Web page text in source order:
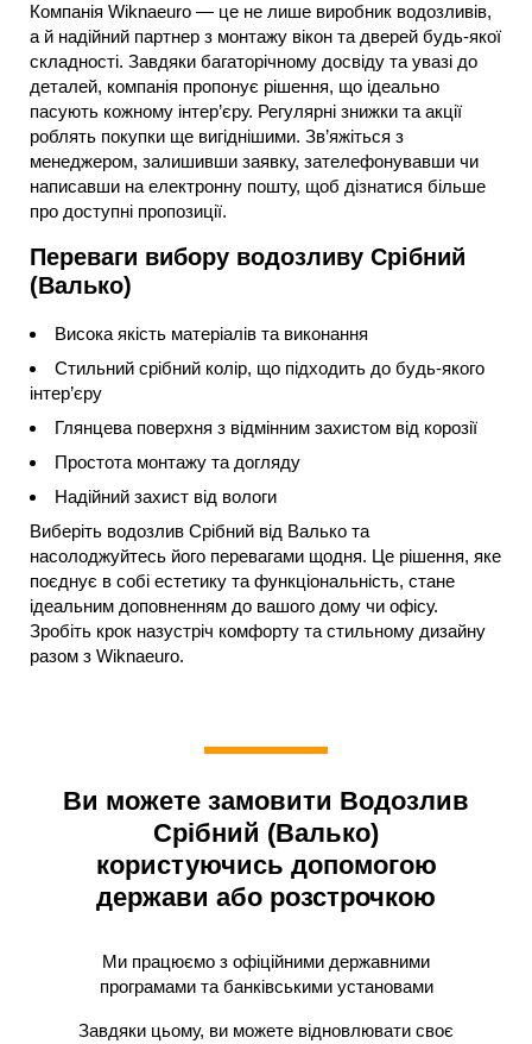
Компанія Wiknaeuro — це не лише виробник водозливів,
а й надійний партнер з монтажу вікон та дверей будь-якої
складності. Завдяки багаторічному досвіду та увазі до
деталей, компанія пропонує рішення, що ідеально
пасують кожному інтер’єру. Регулярні знижки та акції
роблять покупки ще вигіднішими. Зв’яжіться з
менеджером, залишивши заявку, зателефонувавши чи
написавши на електронну пошту, щоб дізнатися більше
про доступні пропозиції.
Переваги вибору водозливу Срібний
(Валько)
Висока якість матеріалів та виконання
Стильний срібний колір, що підходить до будь-якого
інтер’єру
Глянцева поверхня з відмінним захистом від корозії
Простота монтажу та догляду
Надійний захист від вологи
Виберіть водозлив Срібний від Валько та
насолоджуйтесь його перевагами щодня. Це рішення, яке
поєднує в собі естетику та функціональність, стане
ідеальним доповненням до вашого дому чи офісу.
Зробіть крок назустріч комфорту та стильному дизайну
разом з Wiknaeuro.
Ви можете замовити Водозлив
Срібний (Валько)
користуючись допомогою
держави або розстрочкою
Ми працюємо з офіційними державними
програмами та банківськими установами
Завдяки цьому, ви можете відновлювати своє